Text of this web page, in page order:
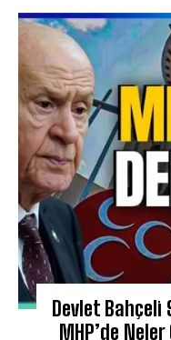
Devlet Bahçeli
MHP’de